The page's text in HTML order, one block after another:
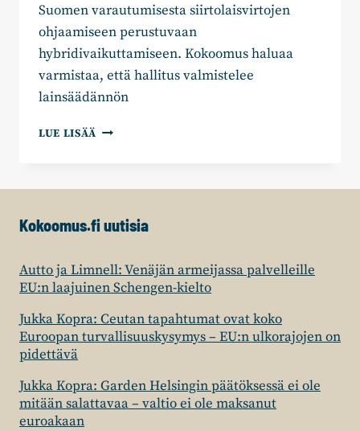
Suomen varautumisesta siirtolaisvirtojen
ohjaamiseen perustuvaan
hybridivaikuttamiseen. Kokoomus haluaa
varmistaa, että hallitus valmistelee
lainsäädännön
LUE LISÄÄ KOKOOMUS
SAADAKSEEN
TOTEUTTAMAAN
MUUTOKSET
VALMIUSLAINSÄÄDÄNTÖÖN
Kokoomus.fi uutisia
Autto ja Limnell: Venäjän armeijassa palvelleille
EU:n laajuinen Schengen-kielto
Jukka Kopra: Ceutan tapahtumat ovat koko
Euroopan turvallisuuskysymys – EU:n ulkorajojen on
pidettävä
Jukka Kopra: Garden Helsingin päätöksessä ei ole
mitään salattavaa – valtio ei ole maksanut
euroakaan